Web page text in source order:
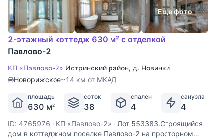
Еще фото
2-этажный коттедж 630 м² с отделкой
Павлово-2
КП «Павлово-2» Истринский район, д. Новинки
Новорижское~14 км от МКАД
площадь
630 м2
соток
38
спален
4
санузла
4
ID: 4765976 · КП «Павлово-2» · Лот 553383.Строящийся
дом в коттеджном поселке Павлово-2 на просторном